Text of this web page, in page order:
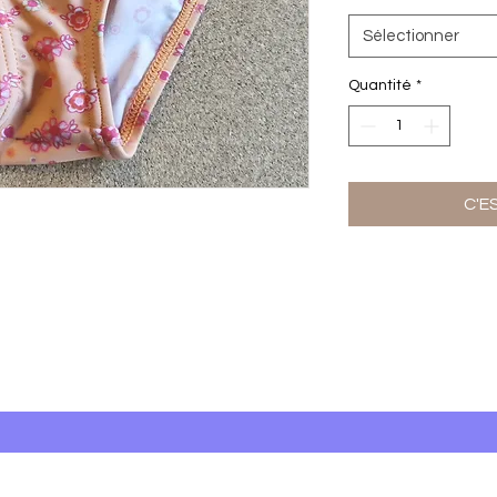
Sélectionner
Quantité *